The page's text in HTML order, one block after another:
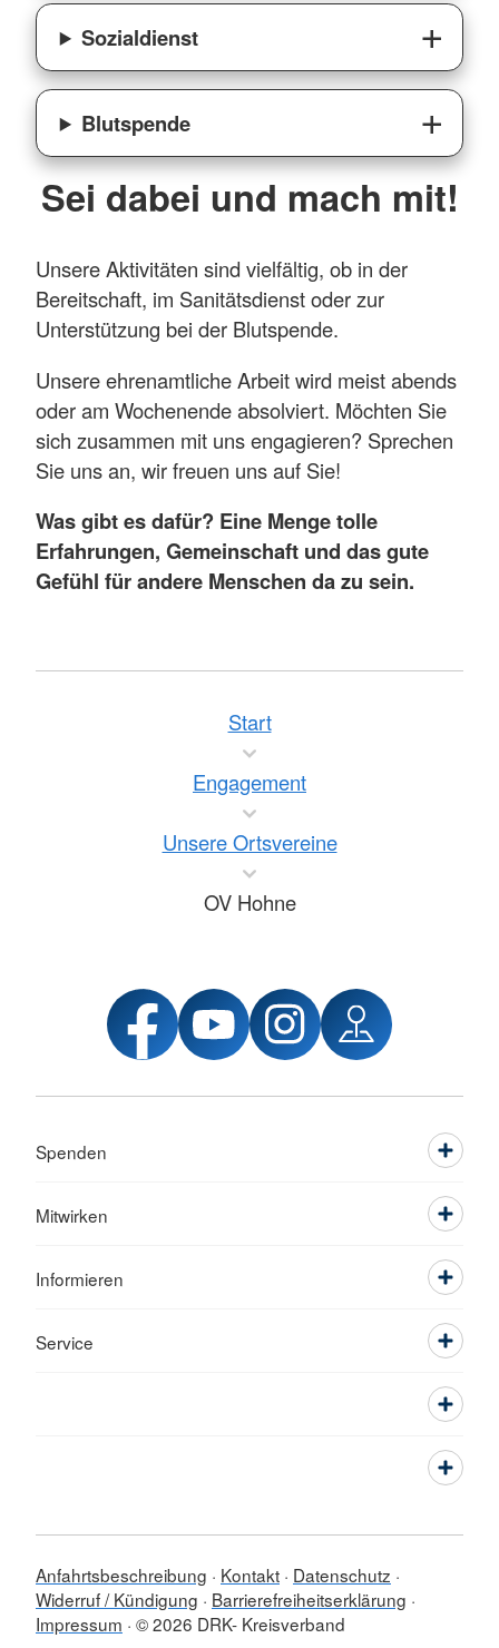
Sozialdienst
Blutspende
Sei dabei und mach mit!
Unsere Aktivitäten sind vielfältig, ob in der
Bereitschaft, im Sanitätsdienst oder zur
Unterstützung bei der Blutspende.
Unsere ehrenamtliche Arbeit wird meist abends
oder am Wochenende absolviert. Möchten Sie
sich zusammen mit uns engagieren? Sprechen
Sie uns an, wir freuen uns auf Sie!
Was gibt es dafür? Eine Menge tolle
Erfahrungen, Gemeinschaft und das gute
Gefühl für andere Menschen da zu sein.
Start
Engagement
Unsere Ortsvereine
OV Hohne
Spenden
Mitwirken
Informieren
Service
Anfahrtsbeschreibung Kontakt Datenschutz
Widerruf / Kündigung
Barrierefreiheitserklärung
Impressum © 2026 DRK- Kreisverband